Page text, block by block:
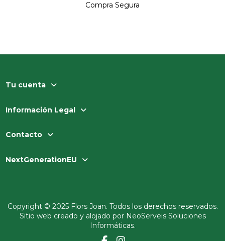
Compra Segura
Tu cuenta
Información Legal
Contacto
NextGenerationEU
Copyright © 2025 Flors Joan. Todos los derechos reservados.
Sitio web creado y alojado por NeoServeis Soluciones
Informáticas.